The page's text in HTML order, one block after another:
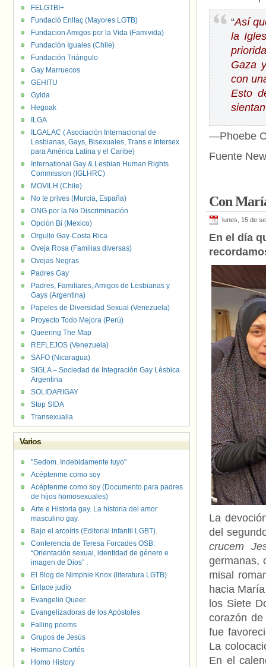
“Así
la
Gaza
con
Esto
—Phoebe
Fuente
Con
lunes, 15 de
En el día
La
del
crucem
germanas,
misal
hacia
los Siete
corazón
fue
La
En el
FELGTBI+
Fundació Enllaç (Mayores LGTB)
Fundacion Amigos por la Vida (Famivida)
Fundación Iguales (Chile)
Fundación Triángulo
Gay Marruecos
GEHITU
Gylda
Hegoak
ILGA
ILGALAC ( Asociación Internacional de
Lesbianas, Gays, Bisexuales, Trans e Intersex
para América Latina y el Caribe)
International Gay & Lesbian Human Rights
Commission (IGLHRC)
MOVILH (Chile)
No te prives (Murcia, España)
ONG por la No Discriminación
Opción Bi (Mexico)
Orgullo Gay-Costa Rica
Oveja Rosa (Familias diversas)
Ovejas Negras
Padres Gay
Padres, Familiares, Amigos de Lesbianas y
Gays (Argentina)
Papeles de Diversidad Sexual (Venezuela)
Proyecto Todo Mejora (Perú)
Queering The Map
REFLEJOS (Venezuela)
SAFO (Nicaragua)
SIGLA – Sociedad de Integración Gay Lésbica
Argentina
SOLIDARIGAY
Stop SIDA
Transexualia
Varios
"Sedom. Indebidamente tuyo"
Acéptenme como soy
Acéptenme como soy (Documento para padres
de hijos homosexuales)
Arte e Historia gay. La historia del amor
masculino gay.
Bajo el arcoíris (Editorial infantil LGBT).
Conferencia de Teresa Forcades OSB:
“Orientación sexual, identidad de género e
imagen de Dios” .
El Blog de Nimphie Knox (literatura LGTB)
Enlace judío
Evangelio Queer.
Evangelizadoras de los Apóstoles
Falling poems
Grupos de Jesús
Hermano Cortés
Homo History